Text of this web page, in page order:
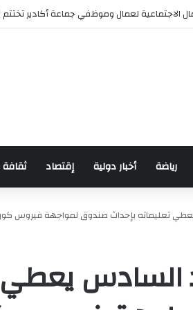
الاجتماعية لعمال وموظفي جماعة أكادير تختتم
رياضة أخبار دولية إقتصاد
تعليماته بإحداث صندوق لمواجهة فيروس
السادس يعطي